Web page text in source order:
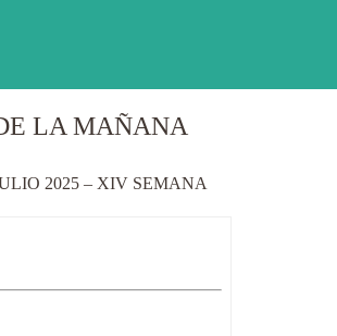
LA MAÑANA
2025 – XIV SEMANA